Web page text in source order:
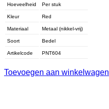
Hoeveelheid Per stuk
Kleur Red
Materiaal Metaal (nikkel-vrij)
Soort Bedel
Artikelcode PNT604
Toevoegen aan winkelwagen